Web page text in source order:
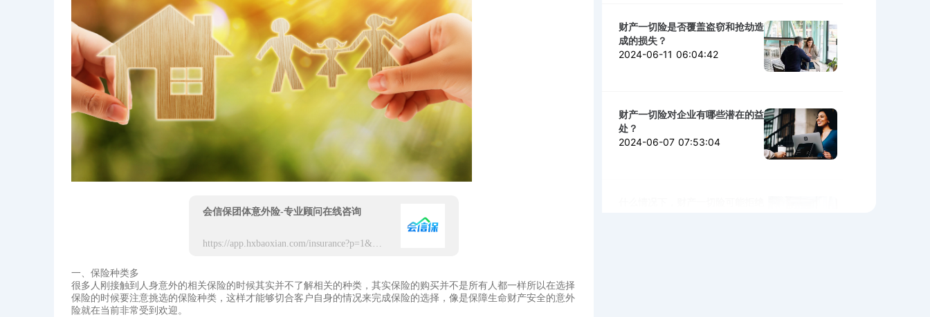
会信保团体意外险-专业顾问在线咨询
https://app.hxbaoxian.com/insurance?p=1&l=20&t=6&c=0&sourceType=web
一、保险种类多
很多人刚接触到人身意外的相关保险的时候其实并不了解相关的种类，其实保险的购买并不是所有人都一样所以在选择
保险的时候要注意挑选的保险种类，这样才能够切合客户自身的情况来完成保险的选择，像是保障生命财产安全的意外
险就在当前非常受到欢迎。
财产一切险是否覆盖盗窃和抢劫造
成的损失？
2024-06-11 06:04:42
财产一切险对企业有哪些潜在的益
处？
2024-06-07 07:53:04